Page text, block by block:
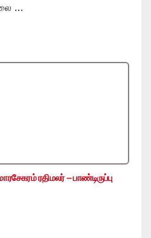
…
ரதிமலர் – பாண்டிருப்பு